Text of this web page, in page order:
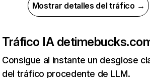
Mostrar detalles del tráfico →
Tráfico IA de
Consigue al instante un desglose
del tráfico procedente de LLM.